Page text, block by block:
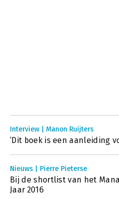
Interview | Manon Ruijters
‘Dit boek is een aanleiding
Nieuws | Pierre Pieterse
Bij de shortlist van het
Jaar 2016